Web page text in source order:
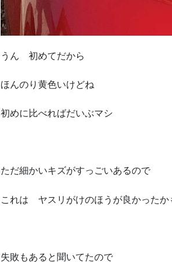
うん 初めてだから
ほんのり黄色いけどね
初めに比べればだいぶマシ
ただ細かいキズがすっごいあるので
これは ヤスリがけのほうが良かったか
失敗もあると聞いてたので